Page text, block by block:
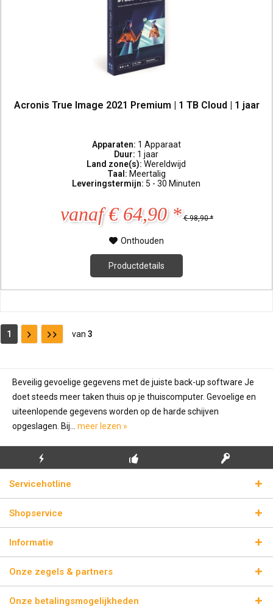
Acronis True Image 2021 Premium | 1 TB Cloud | 1 jaar
Apparaten: 1 Apparaat
Duur: 1 jaar
Land zone(s):Wereldwijd
Taal: Meertalig
Leveringstermijn: 5 - 30 Minuten
vanaf € 64,90 * € 98,90 *
Onthouden
Productdetails
1 van 3
Beveilig gevoelige gegevens met de juiste back-up software Je
doet steeds meer taken thuis op je thuiscomputer. Gevoelige en
uiteenlopende gegevens worden op de harde schijven
opgeslagen. Bij... meer lezen »
BLIKSEMVERZENDING
LICENTIESLEUTELS
Servicehotline
Shopservice
Informatie
Onze zegels & partners
Onze betalingsmogelijkheden